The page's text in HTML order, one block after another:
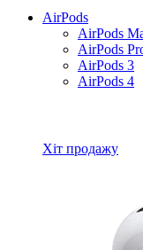
AirPods
AirPods
AirPods
AirPods 3
AirPods 4
Хіт продажу